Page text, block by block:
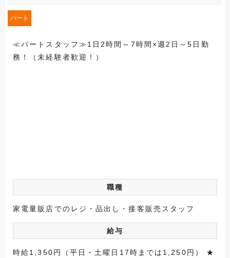
パート
≪パートスタッフ≫1日2時間～7時間×週2日～5日勤
務！（未経験者歓迎！）
職種
家電量販店でのレジ・品出し・接客販売スタッフ
給与
時給1,350円（平日・土曜日17時までは1,250円） ★